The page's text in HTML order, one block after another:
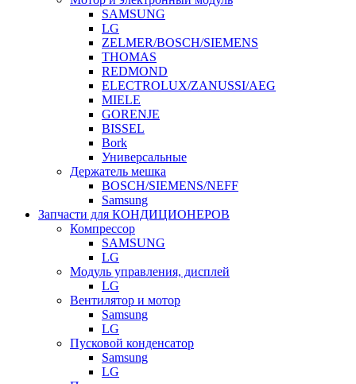
SAMSUNG
LG
ZELMER/BOSCH/SIEMENS
THOMAS
REDMOND
ELECTROLUX/ZANUSSI/AEG
MIELE
GORENJE
BISSEL
Bork
Универсальные
Держатель мешка
BOSCH/SIEMENS/NEFF
Samsung
Запчасти для КОНДИЦИОНЕРОВ
Компрессор
SAMSUNG
LG
Модуль управления, дисплей
LG
Вентилятор и мотор
Samsung
LG
Пусковой конденсатор
Samsung
LG